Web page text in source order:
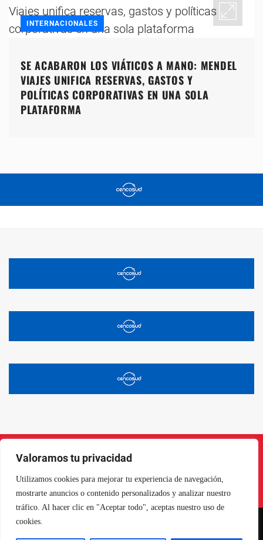
Valoramos tu privacidad
Utilizamos cookies para mejorar tu experiencia de navegación,
mostrarte anuncios o contenido personalizados y analizar nuestro
tráfico. Al hacer clic en "Aceptar todo", aceptas nuestro uso de
cookies.
INTERNACIONALES
SE ACABARON LOS VIÁTICOS A MANO: MENDEL
VIAJES UNIFICA RESERVAS, GASTOS Y
POLÍTICAS CORPORATIVAS EN UNA SOLA
PLATAFORMA
InstagramFacebook
X